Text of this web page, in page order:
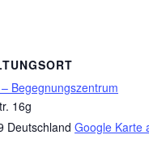
Begegnungszentrum
16g
Deutschland Google Karte